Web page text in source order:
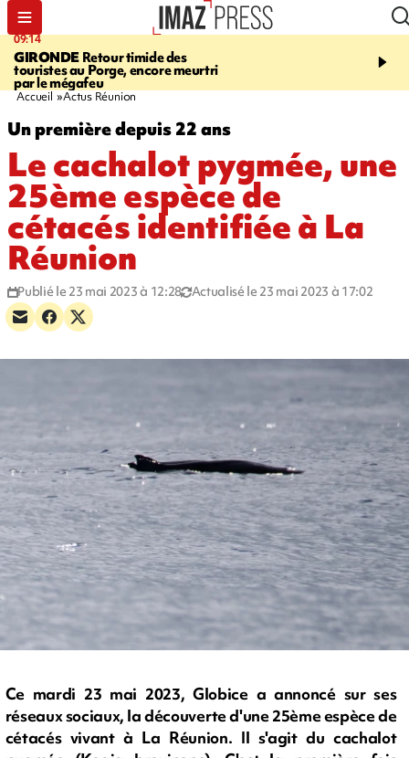
09:14
GIRONDE Retour timide des
touristes au Porge, encore meurtri
par le mégafeu
13:09
Des
font cinq morts en
Accueil Actus Réunion
Un première depuis 22 ans
Le cachalot pygmée, une
25ème espèce de
cétacés identifiée à La
Réunion
Publié le 23 mai 2023 à 12:28 Actualisé le 23 mai 2023 à 17:02
Ce mardi 23 mai 2023, Globice a annoncé sur ses
réseaux sociaux, la découverte d'une 25ème espèce de
cétacés vivant à La Réunion. Il s'agit du cachalot